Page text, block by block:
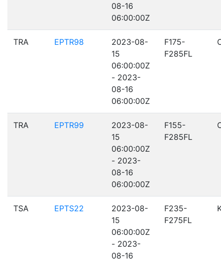
08-16
06:00:00Z
TRA EPTR98
2023-08-
15
06:00:00Z
- 2023-
08-16
06:00:00Z
F175-
F285FL
TRA EPTR99
2023-08-
15
06:00:00Z
- 2023-
08-16
06:00:00Z
F155-
F285FL
TSA EPTS22
2023-08-
15
06:00:00Z
- 2023-
08-16
F235-
F275FL